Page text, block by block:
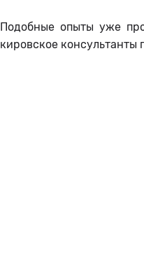
Подобные опыты уже
кировское консультанты